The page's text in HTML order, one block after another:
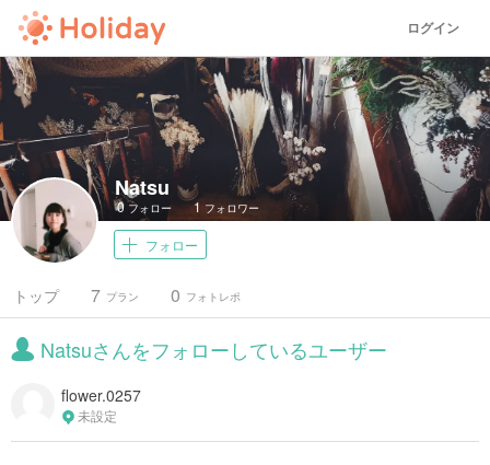
ログイン
Natsu
0フォロー 1 フォロワー
フォロー
トップ プラン
7 フォトレポ
0
Natsuさんをフォローしているユーザー
flower.0257
未設定